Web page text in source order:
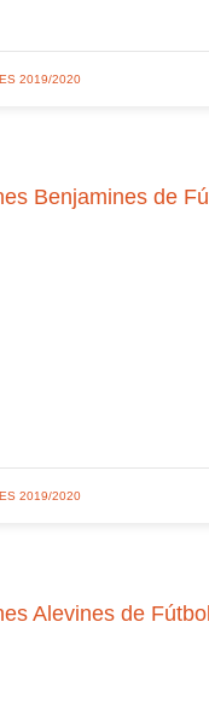
2019/2020
Benjamines de
2019/2020
Alevines de